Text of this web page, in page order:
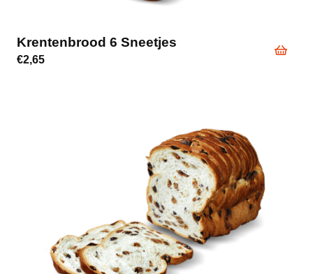
Krentenbrood 6 Sneetjes
€2,65